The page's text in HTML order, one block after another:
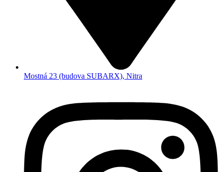
Mostná 23 (budova SUBARX), Nitra